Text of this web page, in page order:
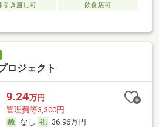
引き渡し可
飲食店可
ロジェクト
9.24万円
管理費等3,300円
なし
36.96万円